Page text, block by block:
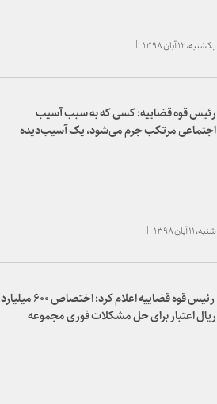
یکشنبه، ۱۲ آبان ۱۳۹۸
رئیس قوه قضاییه: کسی که به سبب آسیب
اجتماعی مرتکب جرم می‌شود، یک آسیب‌دیده
شنبه، ۱۱ آبان ۱۳۹۸
رئیس قوه قضاییه اعلام کرد: اختصاص ۶۰۰ میلیارد
ریال اعتبار برای حل مشکلات فوری مجموعه